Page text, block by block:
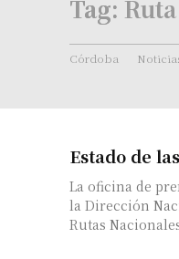
Tag:
Córdoba
Estado de
La oficina de
la Dirección
Rutas